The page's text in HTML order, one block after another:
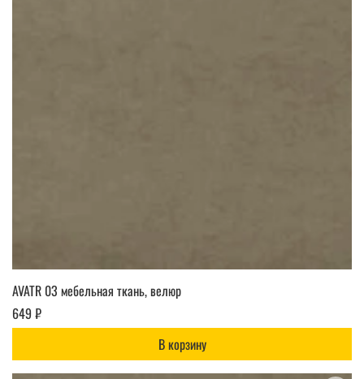
AVATR 03 мебельная ткань, велюр
649 ₽
В корзину